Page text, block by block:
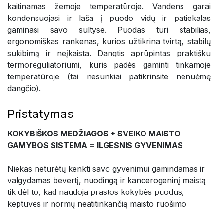
kaitinamas žemoje temperatūroje. Vandens garai
kondensuojasi ir laša į puodo vidų ir patiekalas
gaminasi savo sultyse. Puodas turi stabilias,
ergonomiškas rankenas, kurios užtikrina tvirtą, stabilų
sukibimą ir neįkaista. Dangtis aprūpintas praktišku
termoreguliatoriumi, kuris padės gaminti tinkamoje
temperatūroje (tai nesunkiai patikrinsite nenuėmę
dangčio).
Pristatymas
KOKYBIŠKOS MEDŽIAGOS + SVEIKO MAISTO
GAMYBOS SISTEMA = ILGESNIS GYVENIMAS
Niekas neturėtų kenkti savo gyvenimui gamindamas ir
valgydamas bevertį, nuodingą ir kancerogeninį maistą
tik dėl to, kad naudoja prastos kokybės puodus,
keptuves ir normų neatitinkančią maisto ruošimo